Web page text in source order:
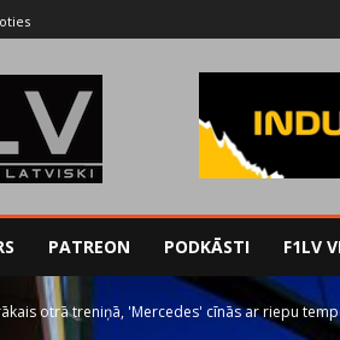
PATREON PODKĀSTI F1LV
otrā treniņā, 'Mercedes' cīnās ar riepu